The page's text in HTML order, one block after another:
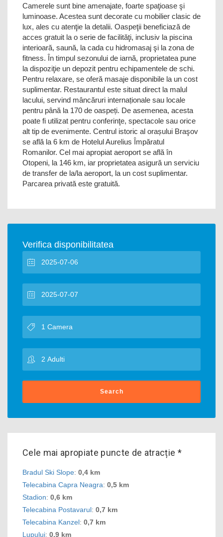
Camerele sunt bine amenajate, foarte spaţioase şi
luminoase. Acestea sunt decorate cu mobilier clasic de
lux, ales cu atenţie la detalii. Oaspeţii beneficiază de
acces gratuit la o serie de facilităţi, inclusiv la piscina
interioară, saună, la cada cu hidromasaj şi la zona de
fitness. În timpul sezonului de iarnă, proprietatea pune
la dispoziţie un depozit pentru echipamentele de schi.
Pentru relaxare, se oferă masaje disponibile la un cost
suplimentar. Restaurantul este situat direct la malul
lacului, servind mâncăruri internaționale sau locale
pentru până la 170 de oaspeți. De asemenea, acesta
poate fi utilizat pentru conferinţe, spectacole sau orice
alt tip de evenimente. Centrul istoric al orașului Braşov
se află la 6 km de Hotelul Aurelius Împăratul
Romanilor. Cel mai apropiat aeroport se află în
Otopeni, la 146 km, iar proprietatea asigură un serviciu
de transfer de la/la aeroport, la un cost suplimentar.
Parcarea privată este gratuită.
Verifica disponibilitatea
Search
Cele mai apropiate puncte de atracție *
Bradul Ski Slope: 0,4 km
Telecabina Capra Neagra: 0,5 km
Stadion: 0,6 km
Telecabina Postavarul: 0,7 km
Telecabina Kanzel: 0,7 km
Lupului: 0,9 km